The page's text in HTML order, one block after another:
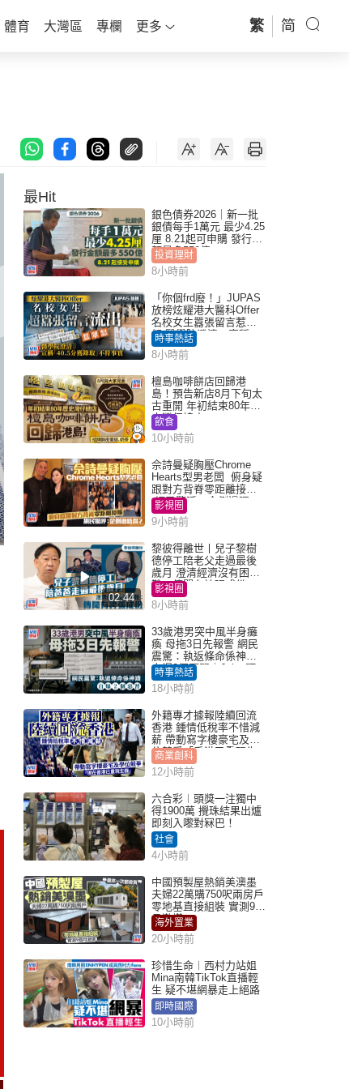
體育 大灣區 專欄 更多 繁 简
最Hit
銀色債券2026｜新一批
銀債每手1萬元 最少4.25
厘 8.21起可申購 發行金
額最多550億
投資理財
8小時前
「你個frd廢！」JUPAS
放榜炫耀港大醫科Offer
名校女生囂張留言惹眾
怒 醫學院澄清：宣稱
「40.5分獲錄取」不符事
實｜Juicy叮
時事熱話
8小時前
檀島咖啡餅店回歸港
島！預告新店8月下旬太
古重開 年初結束80年歷
史灣仔總店
飲食
10小時前
佘詩曼疑胸壓Chrome
Hearts型男老闆 俯身疑
跟對方背脊零距離接觸
網民驚呼：企側邊唔
得？
影視圈
9小時前
02:44
黎彼得離世丨兒子黎樹
德停工陪老父走過最後
歲月 澄清經濟沒有困
難：傳聞有誇張成份
影視圈
8小時前
33歲港男突中風半身癱
瘓 母拖3日先報警 網民
震驚：執返條命係神蹟
自爆2個惡習｜Juicy叮
時事熱話
18小時前
外籍專才據報陸續回流
香港 鍾情低稅率不惜減
薪 帶動寫字樓豪宅及學
位競爭「香港已重現生
機」
商業創科
12小時前
六合彩︱頭獎一注獨中
得1900萬 攪珠結果出爐
即刻入嚟對冧巴！
社會
4小時前
中國預製屋熱銷美澳墨
夫婦22萬購750呎兩房戶
零地基直接組裝 實測9個
月激讚
海外置業
20小時前
珍惜生命︱西村力站姐
Mina南韓TikTok直播輕
生 疑不堪網暴走上絕路
即時國際
10小時前